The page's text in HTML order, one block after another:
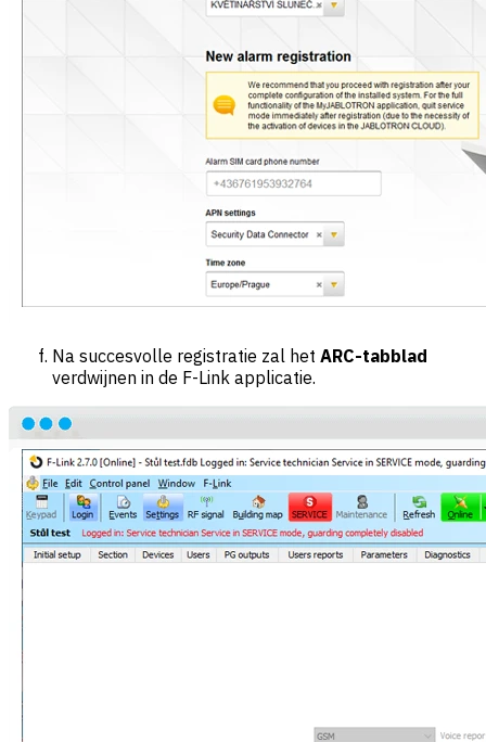
Na succesvolle registratie zal het ARC-tabblad
verdwijnen in de F-Link applicatie.